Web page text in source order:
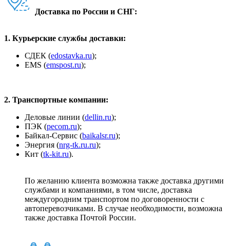
Доставка по России и СНГ:
1. Курьерские службы доставки:
СДЕК (edostavka.ru);
ЕМS (emspost.ru);
2. Транспортные компании:
Деловые линии (dellin.ru);
ПЭК (pecom.ru);
Байкал-Сервис (baikalsr.ru);
Энергия (nrg-tk.ru.ru);
Кит (tk-kit.ru).
По желанию клиента возможна также доставка другими
службами и компаниями, в том числе, доставка
междугородним транспортом по договоренности с
автоперевозчиками. В случае необходимости, возможна
также доставка Почтой России.